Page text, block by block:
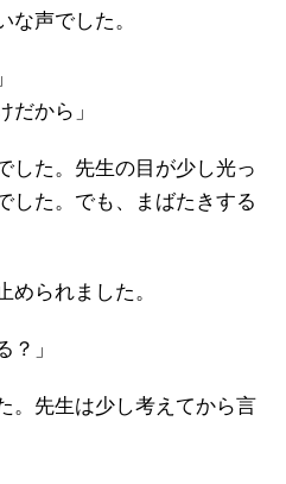
な声でした。
だから」
した。先生の目が少し光っ
した。でも、まばたきする
められました。
？」
。先生は少し考えてから言